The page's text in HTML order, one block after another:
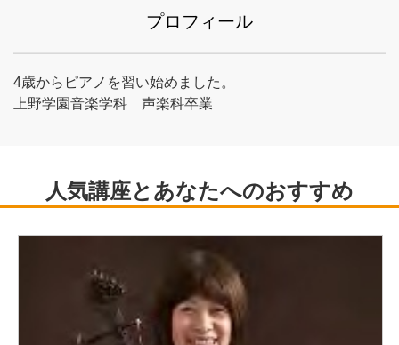
プロフィール
4歳からピアノを習い始めました。
上野学園音楽学科 声楽科卒業